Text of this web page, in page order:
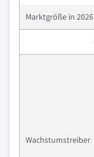
Marktgröße in 2026
Wachstumstreiber